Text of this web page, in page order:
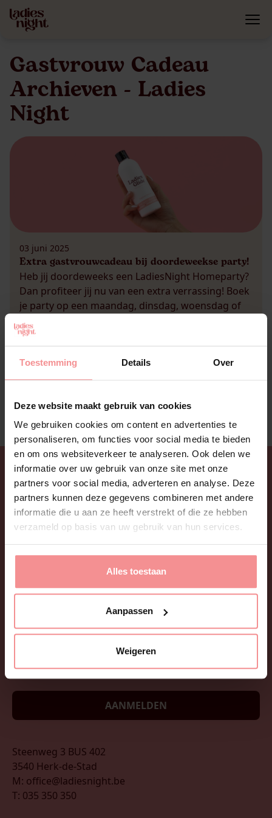
Toestemming Details Over
Deze website maakt gebruik van cookies
We gebruiken cookies om content en advertenties te
personaliseren, om functies voor social media te bieden
en om ons websiteverkeer te analyseren. Ook delen we
informatie over uw gebruik van onze site met onze
partners voor social media, adverteren en analyse. Deze
partners kunnen deze gegevens combineren met andere
informatie die u aan ze heeft verstrekt of die ze hebben
verzameld op basis van uw gebruik van hun services.
Alles toestaan
Aanpassen
Weigeren
Gastvrouw Cadeau
Archieven - Ladies
Night
03 juni 2025
Extra gastvrouwcadeau bij doordeweekse party!
Heb jij doordeweeks een LadiesNight Homeparty?
Dan profiteer jij nu van een extra verrassing! Boek
je party op een maandag, dinsdag, woensdag of
donderdag en ontvang naast het gebruikelijke
gastvrouwcadeau, een gratis Ladies Glide 150 ml
(bij een totaal bestelbedrag vanaf 500,-). Boek
jouw doordeweekse party nu!
Wil je onze nieuwsbrief ontvangen? Leuke tips, tricks,
sexfacts en updates? Afmelden is net zo eenvoudig
als aanmelden!
AANMELDEN
Steenweg 3 BUS 402
3540 Herk-de-Stad
M: office@ladiesnight.be
T: 035 350 350